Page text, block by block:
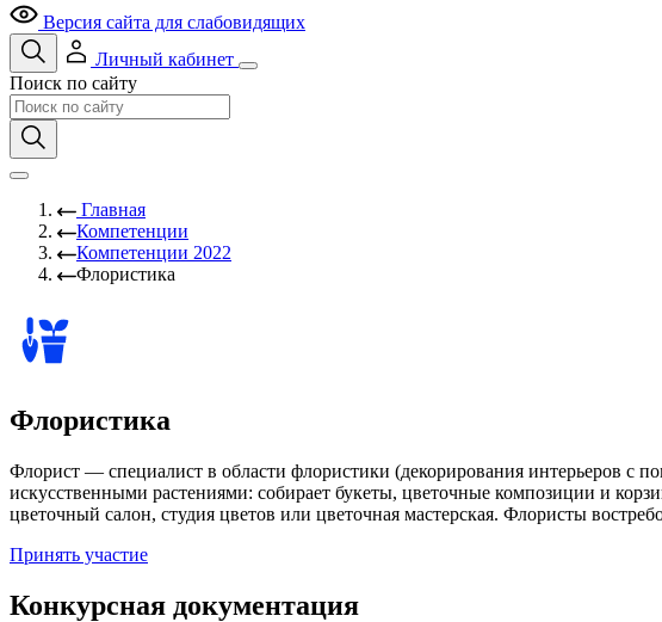
Версия сайта для слабовидящих
Личный кабинет
Поиск по сайту
Главная
Компетенции
Компетенции 2022
Флористика
Флористика
Флорист — специалист в области флористики (декорирования интерьеров с
искусственными растениями: собирает букеты, цветочные композиции и
цветочный салон, студия цветов или цветочная мастерская. Флористы
Принять участие
Конкурсная документация